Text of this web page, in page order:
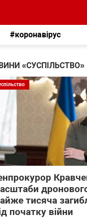
#коронавірус
«СУСПІЛЬСТВО»
тисяча
початку війни